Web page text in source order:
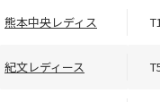
熊本中央レディス
紀文レディース